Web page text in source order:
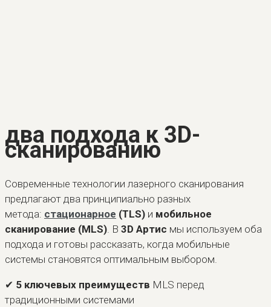
два подхода к 3D-
сканированию
Современные технологии лазерного сканирования
предлагают два принципиально разных
метода: стационарное (TLS) и мобильное
сканирование (MLS). В 3D Артис мы используем оба
подхода и готовы рассказать, когда мобильные
системы становятся оптимальным выбором.
✔ 5 ключевых преимуществ MLS перед
традиционными системами